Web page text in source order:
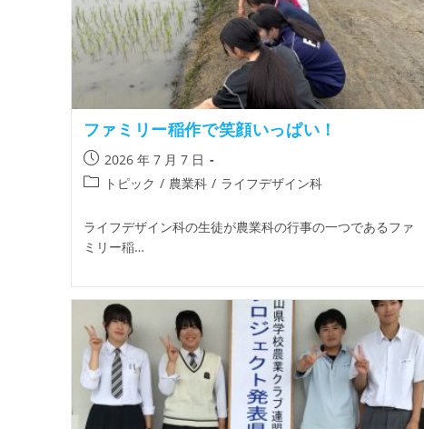
ファミリー稲作で笑顔いっぱい！
2026 年 7 月 7 日
トピック / 農業科 / ライフデザイン科
ライフデザイン科の生徒が農業科の行事の一つであるファ
ミリー稲…